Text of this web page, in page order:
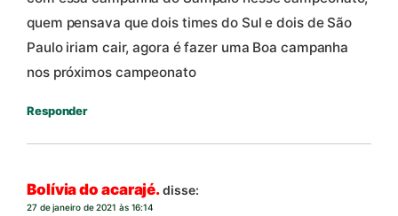
quem pensava que dois times do Sul e dois de São
Paulo iriam cair, agora é fazer uma Boa campanha
nos próximos campeonato
Responder
Bolívia do acarajé.disse:
27 de janeiro de 2021 às 16:14